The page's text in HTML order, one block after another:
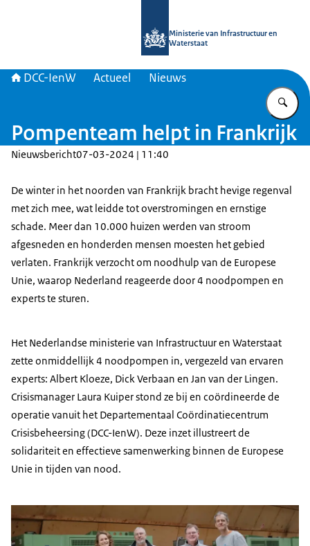
Ministerie van Infrastructuur en
Waterstaat
DCC-IenW Actueel Nieuws
Pompenteam helpt in Frankrijk
Nieuwsbericht07-03-2024 | 11:40
De winter in het noorden van Frankrijk bracht hevige regenval
met zich mee, wat leidde tot overstromingen en ernstige
schade. Meer dan 10.000 huizen werden van stroom
afgesneden en honderden mensen moesten het gebied
verlaten. Frankrijk verzocht om noodhulp van de Europese
Unie, waarop Nederland reageerde door 4 noodpompen en
experts te sturen.
Het Nederlandse ministerie van Infrastructuur en Waterstaat
zette onmiddellijk 4 noodpompen in, vergezeld van ervaren
experts: Albert Kloeze, Dick Verbaan en Jan van der Lingen.
Crisismanager Laura Kuiper stond ze bij en coördineerde de
operatie vanuit het Departementaal Coördinatiecentrum
Crisisbeheersing (DCC-IenW). Deze inzet illustreert de
solidariteit en effectieve samenwerking binnen de Europese
Unie in tijden van nood.